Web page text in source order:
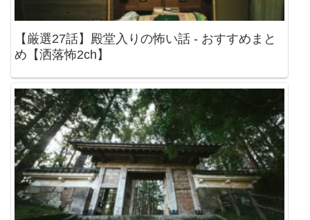
【厳選27話】殿堂入りの怖い話 - おすすめまと
め【洒落怖2ch】